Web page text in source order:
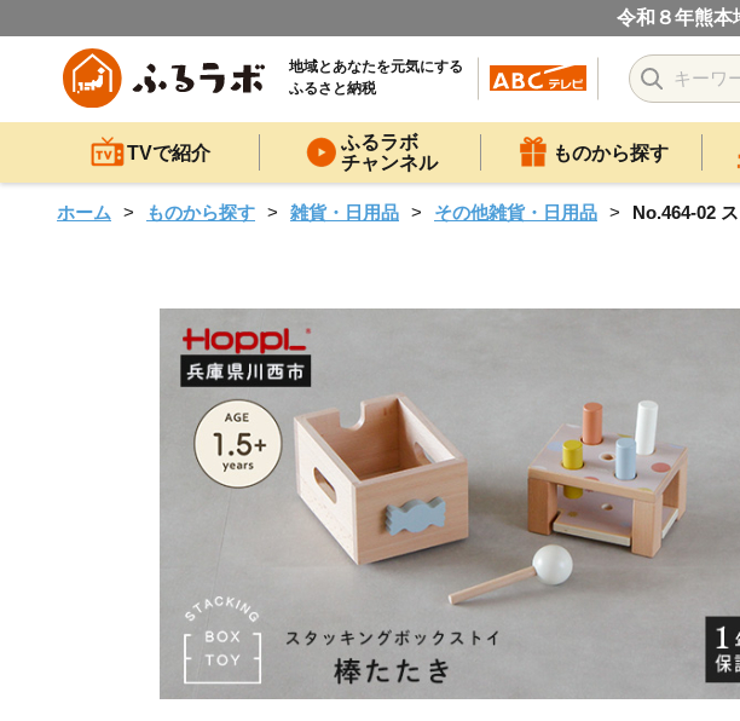
令和８年熊本
地域とあなたを元気にする
ふるさと納税
TVで紹介
ふるラボ
チャンネル
ものから探す
ホーム ものから探す 雑貨・日用品 その他雑貨・日用品 No.464-02